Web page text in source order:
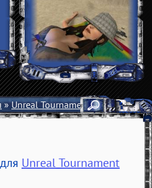
»Unreal Tournament 2004»
для Unreal Tournament